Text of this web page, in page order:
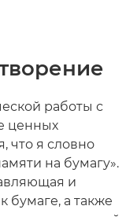
работы с
ценных
что я словно
на бумагу».
и
бумаге, а также